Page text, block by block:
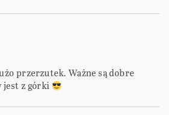
przerzutek. Ważne są dobre
jest z górki